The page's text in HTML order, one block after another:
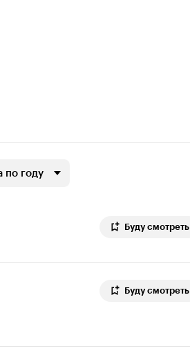
по году
Буду смотреть
Буду смотреть